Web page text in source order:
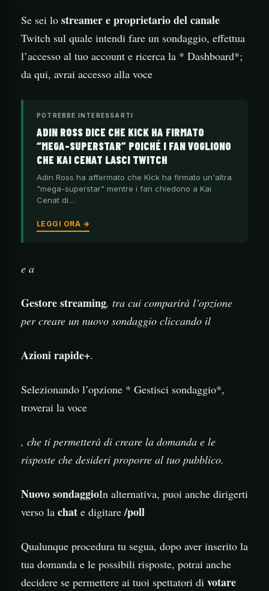
Se sei lo streamer e proprietario del canale
Twitch sul quale intendi fare un sondaggio, effettua
l’accesso al tuo account e ricerca la * Dashboard*;
da qui, avrai accesso alla voce
POTREBBE INTERESSARTI
ADIN ROSS DICE CHE KICK HA FIRMATO
“MEGA-SUPERSTAR” POICHÉ I FAN VOGLIONO
CHE KAI CENAT LASCI TWITCH
Adin Ross ha affermato che Kick ha firmato un'altra
"mega-superstar" mentre i fan chiedono a Kai
Cenat di…
LEGGI ORA →
e a
Gestore streaming, tra cui comparirà l’opzione
per creare un nuovo sondaggio cliccando il
Azioni rapide+.
Selezionando l’opzione * Gestisci sondaggio*,
troverai la voce
, che ti permetterà di creare la domanda e le
risposte che desideri proporre al tuo pubblico.
Nuovo sondaggioIn alternativa, puoi anche dirigerti
verso la chat e digitare/poll
Qualunque procedura tu segua, dopo aver inserito la
tua domanda e le possibili risposte, potrai anche
decidere se permettere ai tuoi spettatori di votare